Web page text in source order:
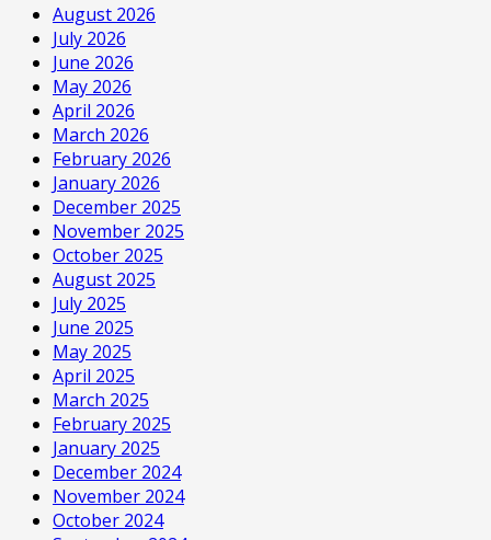
August 2026
July 2026
June 2026
May 2026
April 2026
March 2026
February 2026
January 2026
December 2025
November 2025
October 2025
August 2025
July 2025
June 2025
May 2025
April 2025
March 2025
February 2025
January 2025
December 2024
November 2024
October 2024